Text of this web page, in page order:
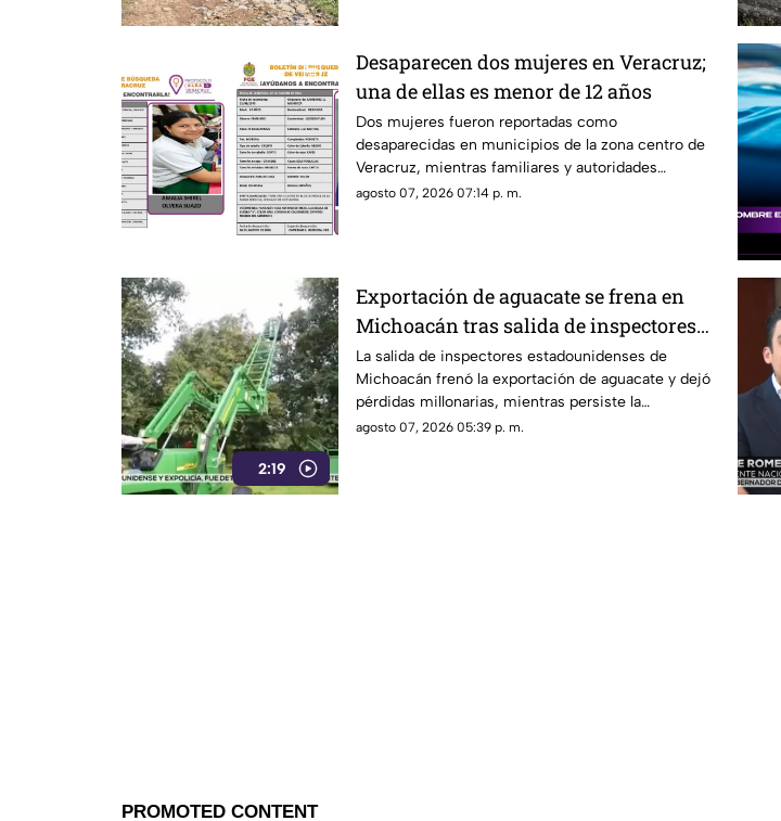
Desaparecen dos mujeres en Veracruz;
una de ellas es menor de 12 años
Dos mujeres fueron reportadas como
desaparecidas en municipios de la zona centro de
Veracruz, mientras familiares y autoridades
mantienen activa su búsqueda.
agosto 07, 2026 07:14 p. m.
2:19
Exportación de aguacate se frena en
Michoacán tras salida de inspectores
de Estados Unidos
La salida de inspectores estadounidenses de
Michoacán frenó la exportación de aguacate y dejó
pérdidas millonarias, mientras persiste la
preocupación por la extorsión.
agosto 07, 2026 05:39 p. m.